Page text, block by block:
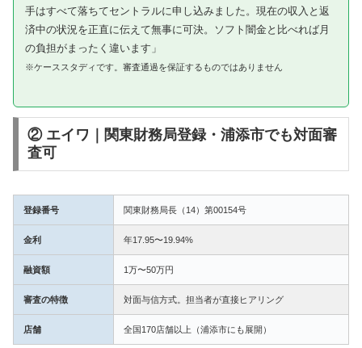
手はすべて落ちてセントラルに申し込みました。現在の収入と返
済中の状況を正直に伝えて無事に可決。ソフト闇金と比べれば月
の負担がまったく違います」
※ケーススタディです。審査通過を保証するものではありません
② エイワ｜関東財務局登録・浦添市でも対面審
査可
登録番号 関東財務局長（14）第00154号
金利 年17.95〜19.94%
融資額 1万〜50万円
審査の特徴 対面与信方式。担当者が直接ヒアリング
店舗 全国170店舗以上（浦添市にも展開）